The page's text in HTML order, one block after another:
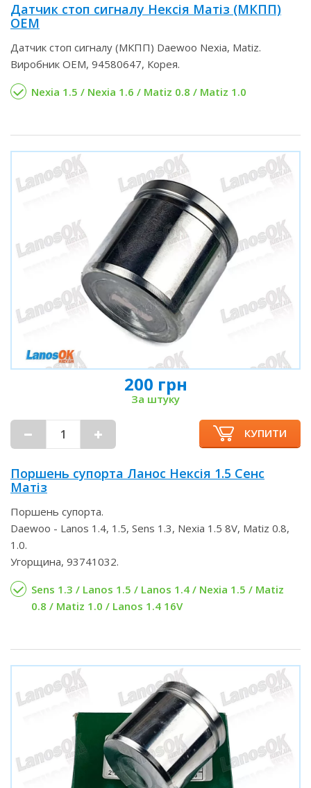
Датчик стоп сигналу Нексія Матіз (МКПП)
OEM
Датчик стоп сигналу (МКПП) Daewoo Nexia, Matiz.
Виробник OEM, 94580647, Корея.
Nexia 1.5 / Nexia 1.6 / Matiz 0.8 / Matiz 1.0
200 грн
За штуку
КУПИТИ
Поршень супорта Ланос Нексія 1.5 Сенс
Матіз
Поршень супорта.
Daewoo - Lanos 1.4, 1.5, Sens 1.3, Nexia 1.5 8V, Matiz 0.8,
1.0.
Угорщина, 93741032.
Sens 1.3 / Lanos 1.5 / Lanos 1.4 / Nexia 1.5 / Matiz
0.8 / Matiz 1.0 / Lanos 1.4 16V